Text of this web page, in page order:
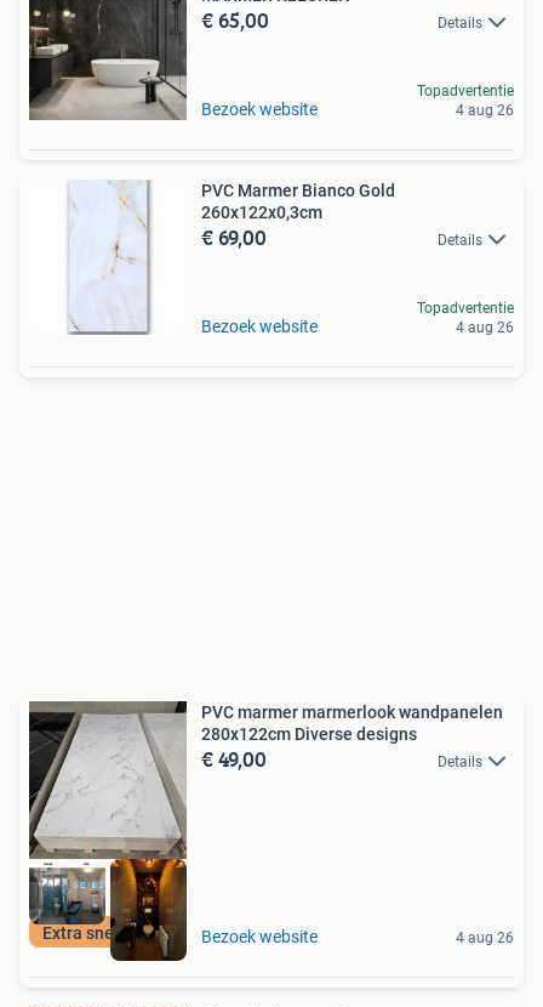
€ 65,00 Details
Bezoek website
Topadvertentie
4 aug 26
PVC Marmer Bianco Gold
260x122x0,3cm
€ 69,00 Details
Bezoek website
Topadvertentie
4 aug 26
Extra snel in huis
PVC marmer marmerlook wandpanelen
280x122cm Diverse designs
€ 49,00 Details
Bezoek website 4 aug 26